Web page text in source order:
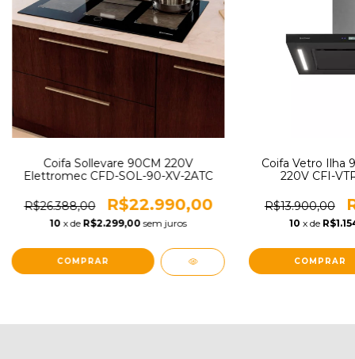
Coifa Sollevare 90CM 220V
Elettromec CFD-SOL-90-XV-2ATC
R$26.388,00 R$22.990,00
10 x de R$2.299,00 sem juros
Coifa Vetro Ilha
220V CFI-
R$13.900,00
10 x de